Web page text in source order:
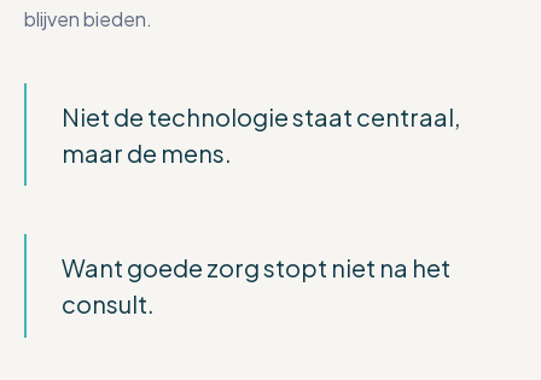
blijven bieden.
Niet de technologie staat centraal,
maar de mens.
Want goede zorg stopt niet na het
consult.